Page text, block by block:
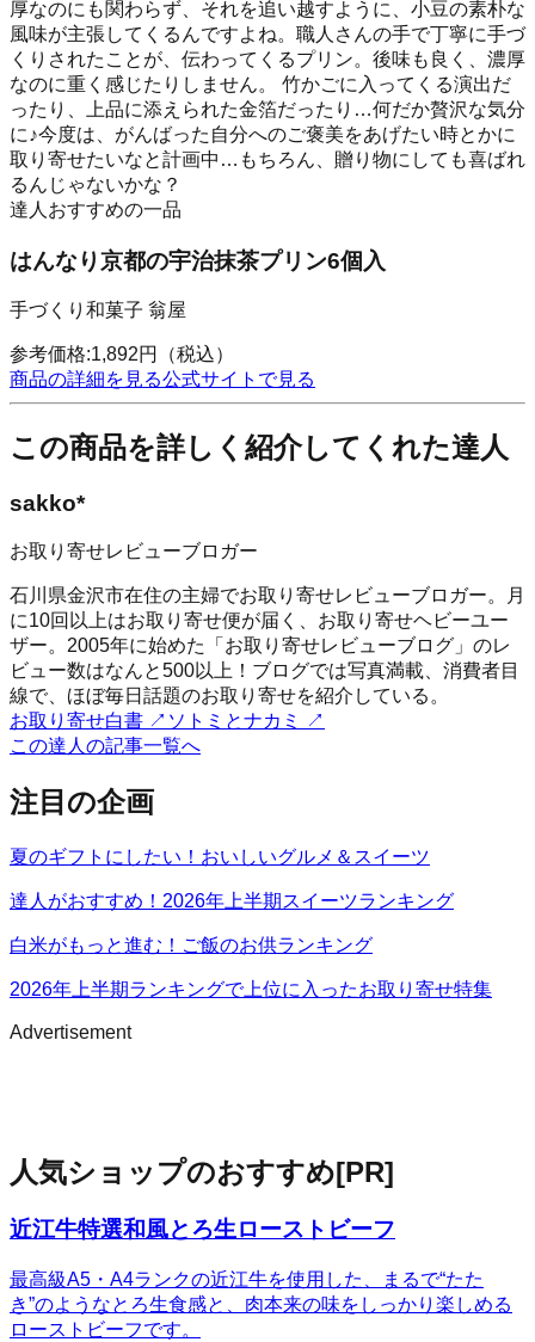
厚なのにも関わらず、それを追い越すように、小豆の素朴な
風味が主張してくるんですよね。職人さんの手で丁寧に手づ
くりされたことが、伝わってくるプリン。後味も良く、濃厚
なのに重く感じたりしません。 竹かごに入ってくる演出だ
ったり、上品に添えられた金箔だったり…何だか贅沢な気分
に♪今度は、がんばった自分へのご褒美をあげたい時とかに
取り寄せたいなと計画中…もちろん、贈り物にしても喜ばれ
るんじゃないかな？
達人おすすめの一品
はんなり京都の宇治抹茶プリン6個入
手づくり和菓子 翁屋
参考価格:1,892円
（税込）
商品の詳細を見る公式サイトで見る
この商品を詳しく紹介してくれた達人
sakko*
お取り寄せレビューブロガー
石川県金沢市在住の主婦でお取り寄せレビューブロガー。月
に10回以上はお取り寄せ便が届く、お取り寄せヘビーユー
ザー。2005年に始めた「お取り寄せレビューブログ」のレ
ビュー数はなんと500以上！ブログでは写真満載、消費者目
線で、ほぼ毎日話題のお取り寄せを紹介している。
お取り寄せ白書 ↗ ソトミとナカミ
↗
この達人の記事一覧へ
注目の企画
夏のギフトにしたい！おいしいグルメ＆スイーツ
達人がおすすめ！2026年上半期スイーツランキング
白米がもっと進む！ご飯のお供ランキング
2026年上半期ランキングで上位に入ったお取り寄せ特集
Advertisement
人気ショップのおすすめ[PR]
近江牛特選和風とろ生ローストビーフ
最高級A5・A4ランクの近江牛を使用した、まるで“たた
き”のようなとろ生食感と、肉本来の味をしっかり楽しめる
ローストビーフです。